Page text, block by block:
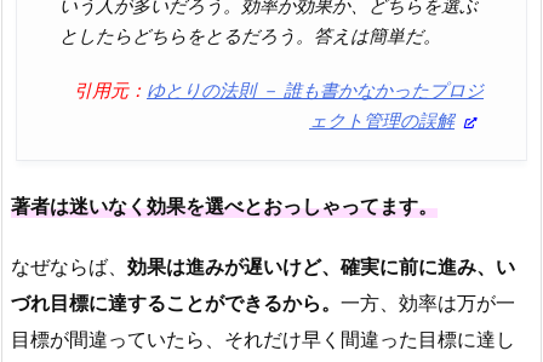
いう人が多いだろう。効率か効果か、どちらを選ぶ
としたらどちらをとるだろう。答えは簡単だ。
引用元： ゆとりの法則 － 誰も書かなかったプロジ
ェクト管理の誤解
著者は迷いなく効果を選べとおっしゃってます。
なぜならば、 効果は進みが遅いけど、確実に前に進み、い
づれ目標に達することができるから。 一方、効率は万が一
目標が間違っていたら、それだけ早く間違った目標に達し